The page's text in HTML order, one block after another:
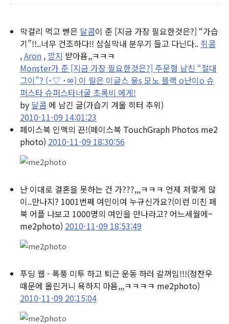
막걸리 먹고 뻗은 달콤이 준 [지금 가장 필요한것은?] “가습
기”!!..너무 건조하다!! 삼실막내 분무기 들고 다닌다.. 쥐콩
,Aron , 깡지 받아욤,,ㅋㅋㅋ
Monster가 준 [지금 가장 필요한것은?] 주문형 남친 “절대
그이”? (˙▽ ˙ㆀ) 이 릴은 이글스 웅s 모노 블랙 o난이o 슈
퍼스타 슈퍼스타너굴 초록비 에게!
by 달콤 에 남긴 글(가습기 겨울 히터 추위)
2010-11-09 14:01:23
페이스북 인맥의 끈!(페이스북 TouchGraph Photos me2
photo) 2010-11-09 18:30:56
난 이대로 결혼을 못하는 건 가???,,,ㅋㅋㅋ 언제 저렇게 많
이..만나지? 1001번쩨 여인이여 누규신가요?(이런 미친 페
북 어플 나보고 1000명의 여인을 만나라고? 어느세월에~
me2photo) 2010-11-09 18:53:49
푸딩 웹 - 폭풍 미투 하고 퇴근 운동 하러 갈꺼임!!!(정찬우
때문에 올린거니 욕하지 마욤,,,ㅋㅋㅋㅋ me2photo)
2010-11-09 20:15:04